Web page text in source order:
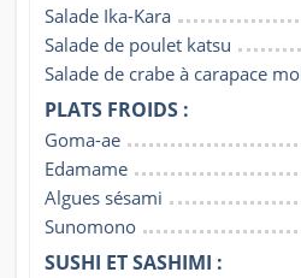
Salade Ika-Kara
Salade de poulet katsu
Salade de crabe à carapace
PLATS FROIDS :
Goma-ae
Edamame
Algues sésami
Sunomono
SUSHI ET SASHIMI :